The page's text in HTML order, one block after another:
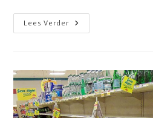
Lees Verder Iedereen
Een
#preptember